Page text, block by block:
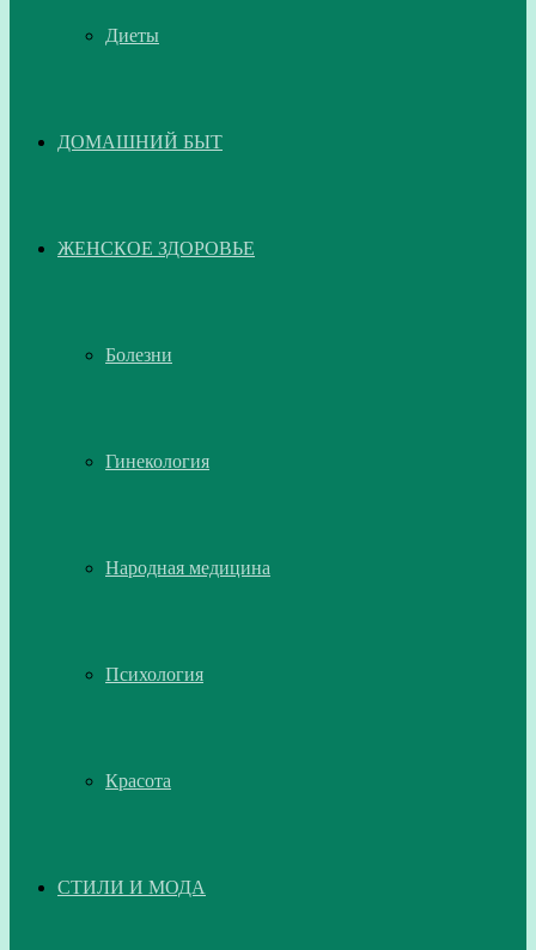
Диеты
ДОМАШНИЙ БЫТ
ЖЕНСКОЕ ЗДОРОВЬЕ
Болезни
Гинекология
Народная медицина
Психология
Красота
СТИЛИ И МОДА